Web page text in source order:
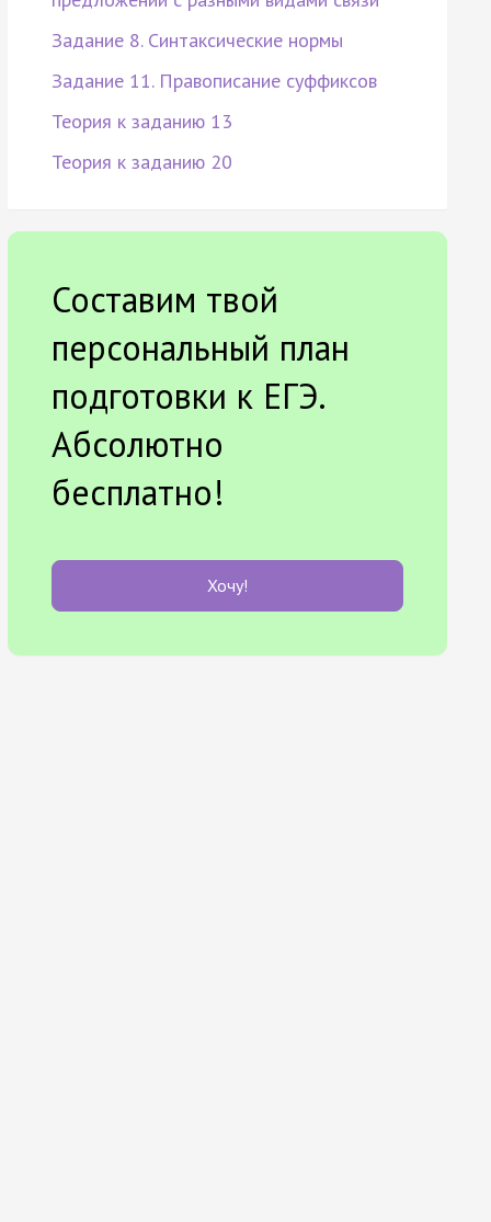
Задание 8. Синтаксические нормы
Задание 11. Правописание суффиксов
Теория к заданию 13
Теория к заданию 20
Составим твой
персональный план
подготовки к ЕГЭ.
Абсолютно
бесплатно!
Хочу!